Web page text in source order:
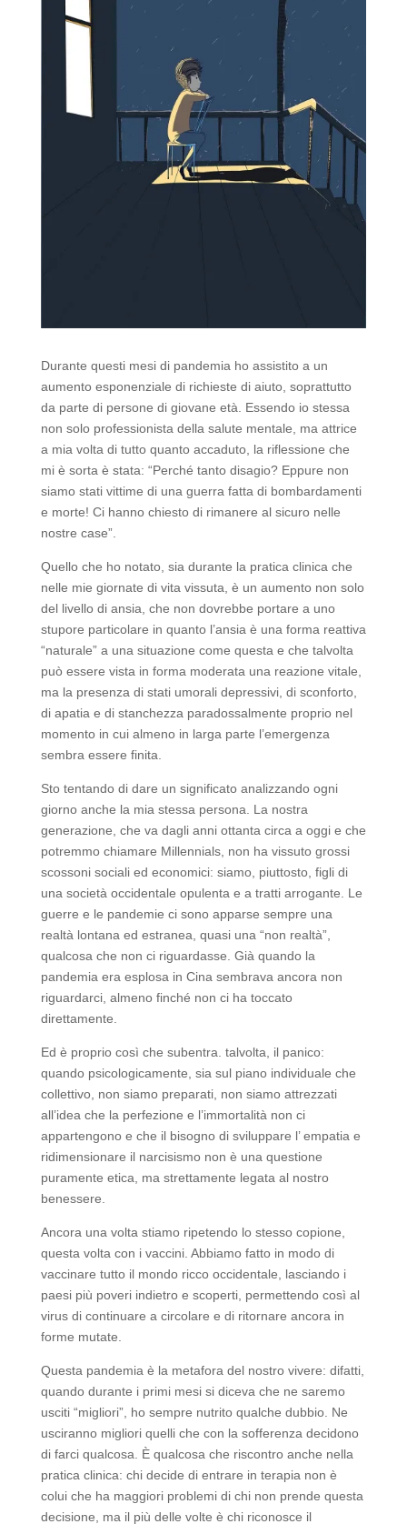
Durante questi mesi di pandemia ho assistito a un
aumento esponenziale di richieste di aiuto, soprattutto
da parte di persone di giovane età. Essendo io stessa
non solo professionista della salute mentale, ma attrice
a mia volta di tutto quanto accaduto, la riflessione che
mi è sorta è stata: “Perché tanto disagio? Eppure non
siamo stati vittime di una guerra fatta di bombardamenti
e morte! Ci hanno chiesto di rimanere al sicuro nelle
nostre case”.
Quello che ho notato, sia durante la pratica clinica che
nelle mie giornate di vita vissuta, è un aumento non solo
del livello di ansia, che non dovrebbe portare a uno
stupore particolare in quanto l’ansia è una forma reattiva
“naturale” a una situazione come questa e che talvolta
può essere vista in forma moderata una reazione vitale,
ma la presenza di stati umorali depressivi, di sconforto,
di apatia e di stanchezza paradossalmente proprio nel
momento in cui almeno in larga parte l’emergenza
sembra essere finita.
Sto tentando di dare un significato analizzando ogni
giorno anche la mia stessa persona. La nostra
generazione, che va dagli anni ottanta circa a oggi e che
potremmo chiamare Millennials, non ha vissuto grossi
scossoni sociali ed economici: siamo, piuttosto, figli di
una società occidentale opulenta e a tratti arrogante. Le
guerre e le pandemie ci sono apparse sempre una
realtà lontana ed estranea, quasi una “non realtà”,
qualcosa che non ci riguardasse. Già quando la
pandemia era esplosa in Cina sembrava ancora non
riguardarci, almeno finché non ci ha toccato
direttamente.
Ed è proprio così che subentra. talvolta, il panico:
quando psicologicamente, sia sul piano individuale che
collettivo, non siamo preparati, non siamo attrezzati
all’idea che la perfezione e l’immortalità non ci
appartengono e che il bisogno di sviluppare l’ empatia e
ridimensionare il narcisismo non è una questione
puramente etica, ma strettamente legata al nostro
benessere.
Ancora una volta stiamo ripetendo lo stesso copione,
questa volta con i vaccini. Abbiamo fatto in modo di
vaccinare tutto il mondo ricco occidentale, lasciando i
paesi più poveri indietro e scoperti, permettendo così al
virus di continuare a circolare e di ritornare ancora in
forme mutate.
Questa pandemia è la metafora del nostro vivere: difatti,
quando durante i primi mesi si diceva che ne saremo
usciti “migliori”, ho sempre nutrito qualche dubbio. Ne
usciranno migliori quelli che con la sofferenza decidono
di farci qualcosa. È qualcosa che riscontro anche nella
pratica clinica: chi decide di entrare in terapia non è
colui che ha maggiori problemi di chi non prende questa
decisione, ma il più delle volte è chi riconosce il